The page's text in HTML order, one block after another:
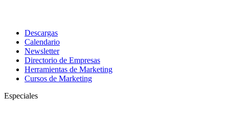
Descargas
Calendario
Newsletter
Directorio de Empresas
Herramientas de Marketing
Cursos de Marketing
Especiales